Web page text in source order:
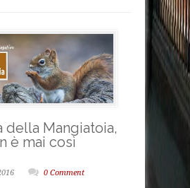
della Mangiatoia,
è mai così
0 Comment